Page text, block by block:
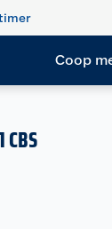
Coop
CBS